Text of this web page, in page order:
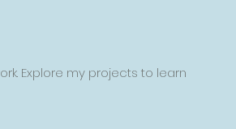
Explore my projects to learn